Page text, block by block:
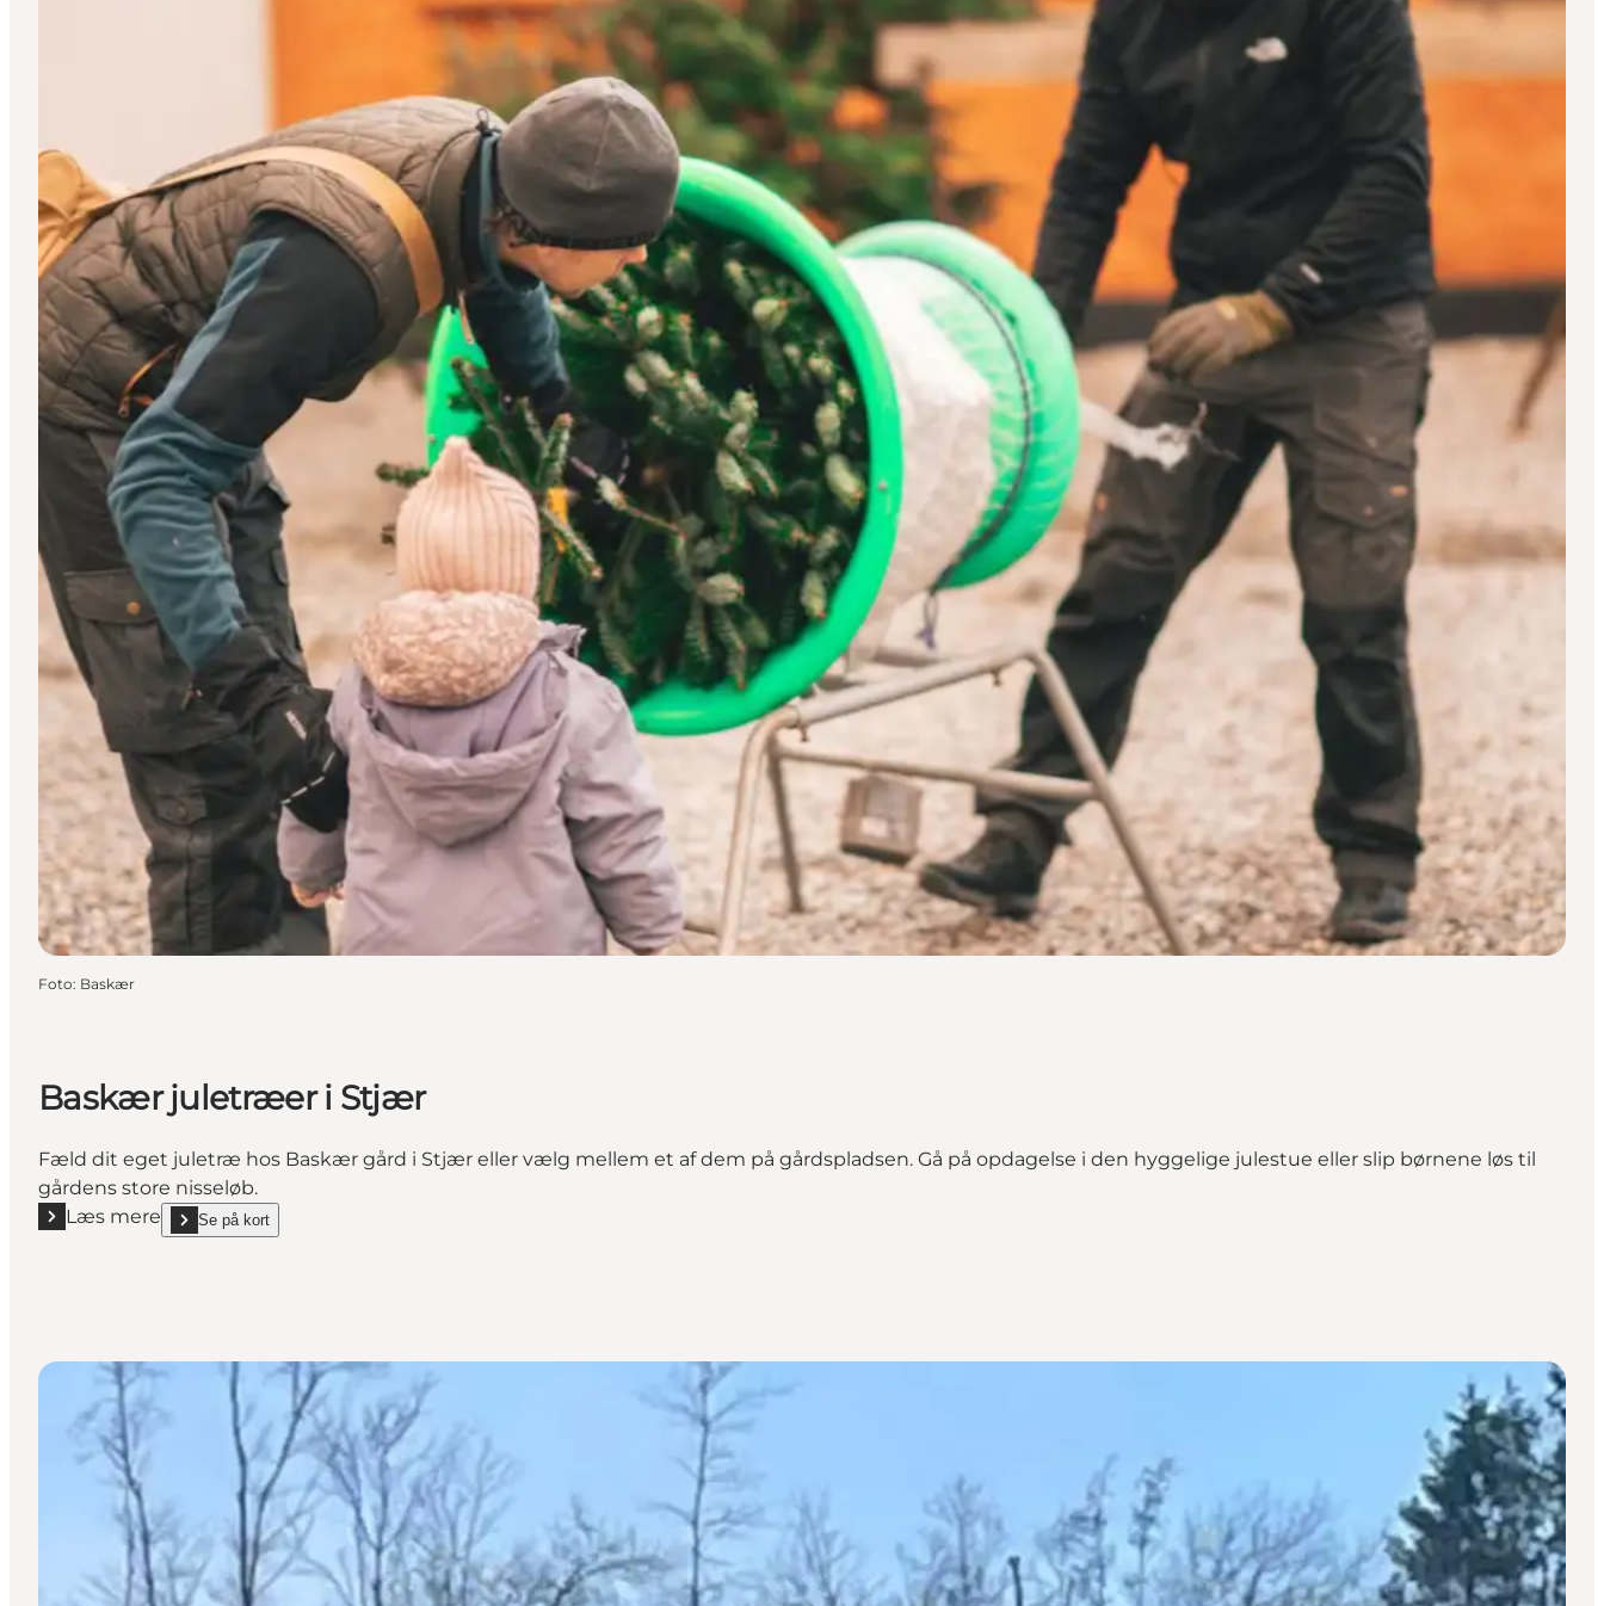
Foto: Baskær
Baskær juletræer i Stjær
Fæld dit eget juletræ hos Baskær gård i Stjær eller vælg mellem et af dem på gårdspladsen. Gå på opdagelse i den hyggelige julestue eller slip børnene løs til
gårdens store nisseløb.
Læs mere
Læs mere "Baskær juletræer i Stjær"
Se på kort
show Baskær juletræer i Stjær on_map